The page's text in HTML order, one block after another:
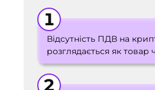
Відсутність ПДВ на
розглядається як товар